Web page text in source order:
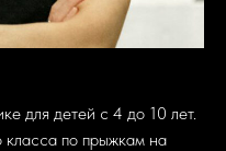
для детей с 4 до 10 лет.
по прыжкам на